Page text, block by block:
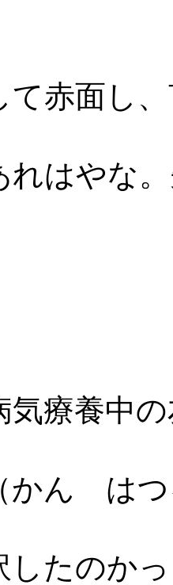
て赤面し
れはやな
気療養中
かん は
したのか